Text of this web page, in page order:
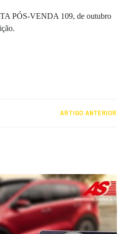
PÓS-VENDA 109, de outubro
ARTIGO ANTERIOR